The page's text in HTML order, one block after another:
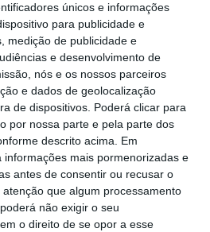
únicos e informações
para publicidade e
medição de publicidade e
e desenvolvimento de
nós e os nossos parceiros
e dados de geolocalização
de dispositivos. Poderá clicar para
por nossa parte e pela parte dos
descrito acima. Em
mais pormenorizadas e
antes de consentir ou recusar o
atenção que algum processamento
não exigir o seu
o direito de se opor a esse
Premium
que a informação é
do que nunca, apoie
e rigoroso.
o ECO Premium e
notícias exclusivas, à
às reportagens e